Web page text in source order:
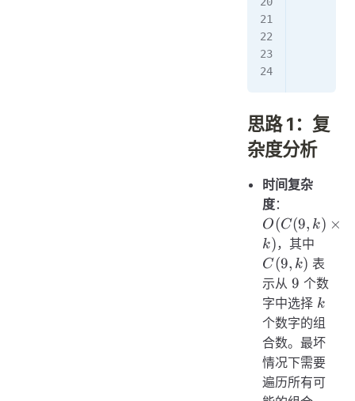
思路 1：复
杂度分析
时间复杂
度：
\times k)
O(C(9, k) ×
k)，其中
C(9, k) 表
示从9
9 个数
字中选择 k
k
个数字的组
合数。最坏
情况下需要
遍历所有可